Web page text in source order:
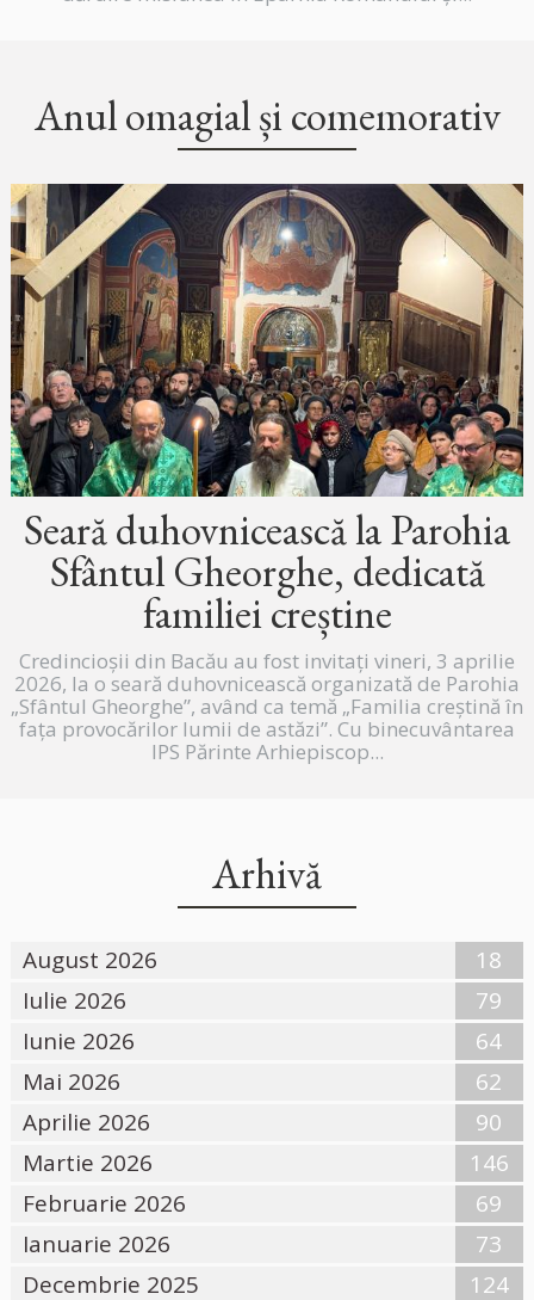
Anul omagial și comemorativ
Seară duhovnicească la Parohia
Sfântul Gheorghe, dedicată
familiei creștine
Credincioșii din Bacău au fost invitați vineri, 3 aprilie
2026, la o seară duhovnicească organizată de Parohia
„Sfântul Gheorghe”, având ca temă „Familia creștină în
fața provocărilor lumii de astăzi”. Cu binecuvântarea
IPS Părinte Arhiepiscop...
Arhivă
August 2026
18
Iulie 2026
79
Iunie 2026
64
Mai 2026
62
Aprilie 2026
90
Martie 2026
146
Februarie 2026
69
Ianuarie 2026
73
Decembrie 2025
124